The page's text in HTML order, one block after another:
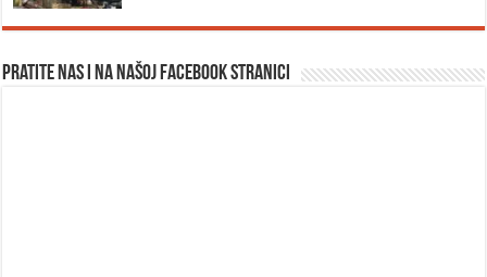
Pratite nas i na našoj facebook stranici